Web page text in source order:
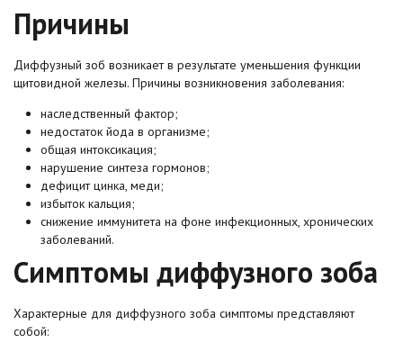
Причины
Диффузный зоб возникает в результате уменьшения функции
щитовидной железы. Причины возникновения заболевания:
наследственный фактор;
недостаток йода в организме;
общая интоксикация;
нарушение синтеза гормонов;
дефицит цинка, меди;
избыток кальция;
снижение иммунитета на фоне инфекционных, хронических
заболеваний.
Симптомы диффузного зоба
Характерные для диффузного зоба симптомы представляют
собой: